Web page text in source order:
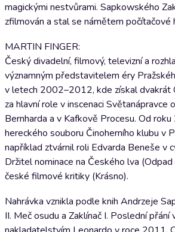
magickými nestvůrami. Sapkowského
zfilmován a stal se námětem počítačové
MARTIN FINGER:
Český divadelní, filmový, televizní a
významným představitelem éry
v letech 2002–2012, kde získal dvakrát
za hlavní role v inscenaci Světanápravce
Bernharda a v Kafkově Procesu. Od
hereckého souboru Činoherního klubu v
například ztvárnil roli Edvarda Beneše v
Držitel nominace na Českého lva
české filmové kritiky (Krásno).
Nahrávka vznikla podle knih Andrzeje
II. Meč osudu a Zaklínač I. Poslední přání